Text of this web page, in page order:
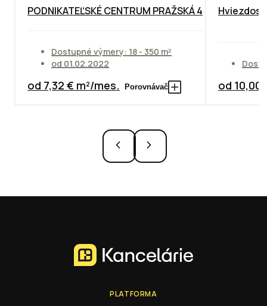
PODNIKATEĽSKÉ CENTRUM PRAŽSKÁ 4
Dostupné výmery: 18 - 350 m²
od 01.02.2022
od 7,32 € m²/mes. Porovnávač od 10,00
PLATFORMA